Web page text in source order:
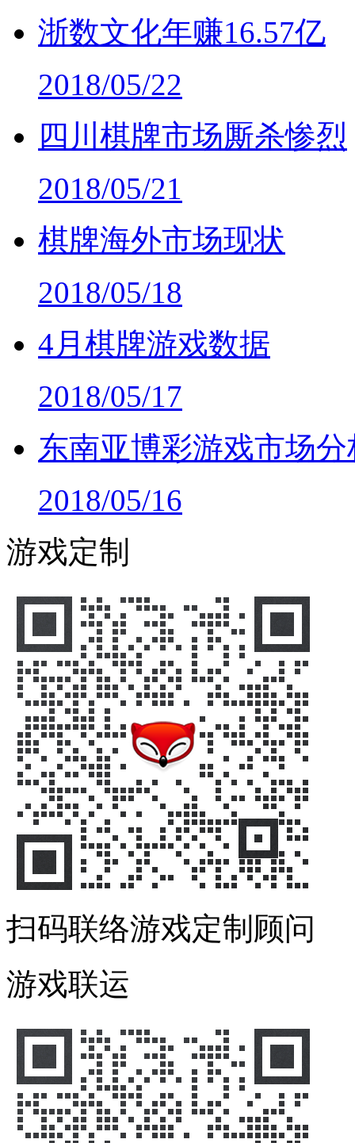
浙数文化年赚16.57亿
2018/05/22
四川棋牌市场厮杀惨烈
2018/05/21
棋牌海外市场现状
2018/05/18
4月棋牌游戏数据
2018/05/17
东南亚博彩游戏市场分
2018/05/16
游戏定制
扫码联络游戏定制顾问
游戏联运